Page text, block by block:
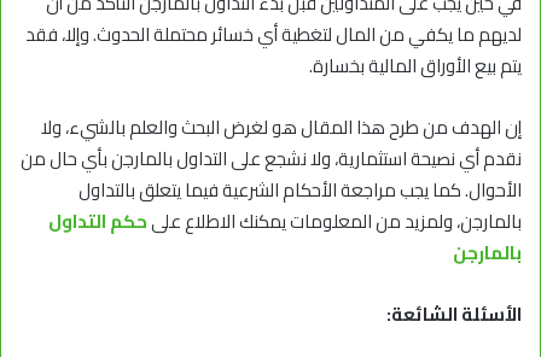
لديهم ما يكفي من المال لتغطية أي خسائر محتملة الحدوث. وإلا، فقد
يتم بيع الأوراق المالية بخسارة.
إن الهدف من طرح هذا المقال هو لغرض البحث والعلم بالشيء، ولا
نقدم أي نصيحة استثمارية، ولا نشجع على التداول بالمارجن بأي حال من
الأحوال. كما يجب مراجعة الأحكام الشرعية فيما يتعلق بالتداول
بالمارجن، ولمزيد من المعلومات يمكنك الاطلاع علىحكم التداول
بالمارجن
الأسئلة الشائعة: